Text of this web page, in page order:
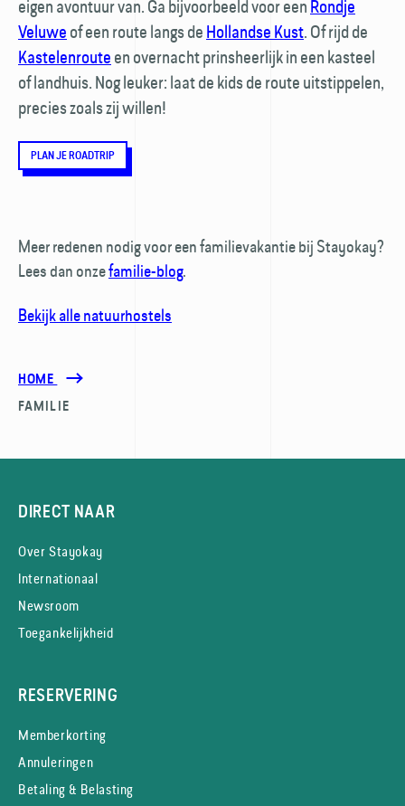
eigen avontuur van. Ga bijvoorbeeld voor eenRondje
Veluweof een route langs deHollandse Kust. Of rijd de
Kastelenrouteen over­nacht prinsheerlijk in een kasteel
of landhuis. Nog leuker: laat de kids de route uitstippelen,
precies zoals zij willen!
PLAN JE ROADTRIP
Meer redenen nodig voor een familievakantie bij Stayokay?
Lees dan onzefamilie-blog.
Bekijk alle natuurhostels
HOME
FAMILIE
DIRECT NAAR
Over Stayokay
Internationaal
Newsroom
Toegankelijkheid
RESERVERING
Memberkorting
Annuleringen
Betaling & Belasting